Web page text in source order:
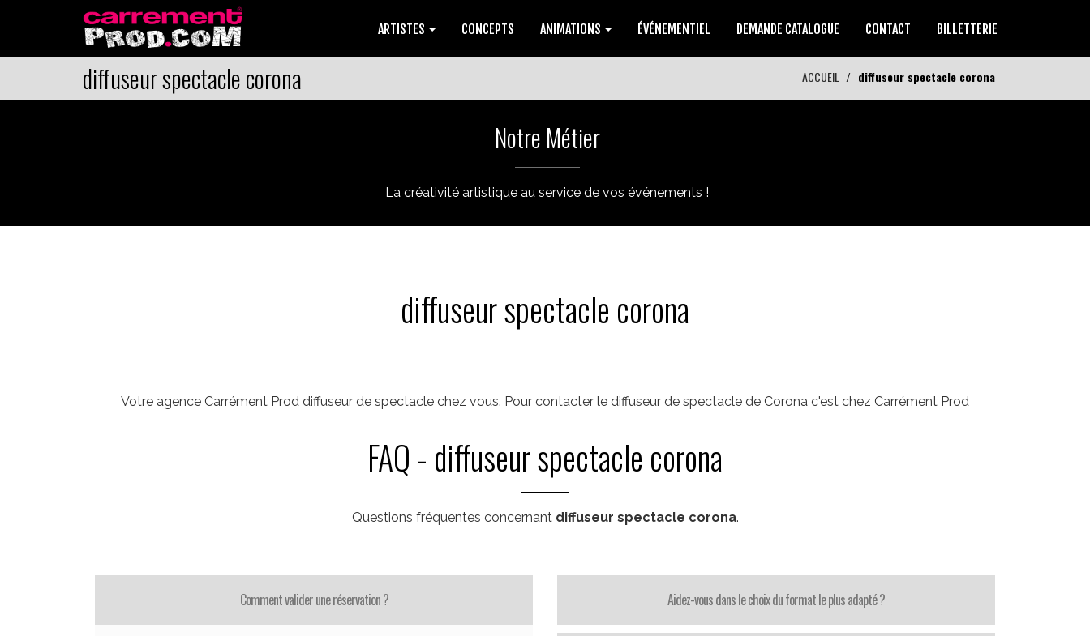
ARTISTES CONCEPTS ANIMATIONS ÉVÉNEMENTIEL DEMANDE CATALOGUE CONTACT BILLETTERIE
diffuseur spectacle corona ACCUEIL diffuseur spectacle corona
Notre Métier
La créativité artistique au service de vos événements !
diffuseur spectacle corona
Votre agence Carrément Prod diffuseur de spectacle chez vous. Pour contacter le diffuseur de spectacle de Corona c'est chez Carrément Prod
FAQ - diffuseur spectacle corona
Questions fréquentes concernant diffuseur spectacle corona.
Comment valider une réservation ? Aidez-vous dans le choix du format le plus adapté ?